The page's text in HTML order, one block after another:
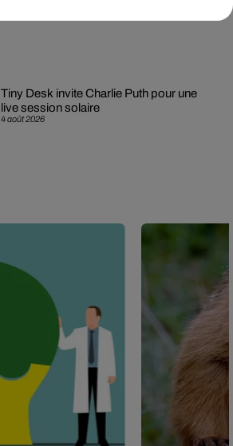
4 août 2026
Tiny Desk invite Charlie Puth pour une
live session solaire